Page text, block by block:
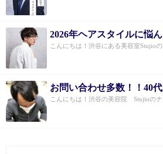
こんにちは！渋谷にある美容室Stujioの
こんにちは！渋谷の美容院 Stujioのナ